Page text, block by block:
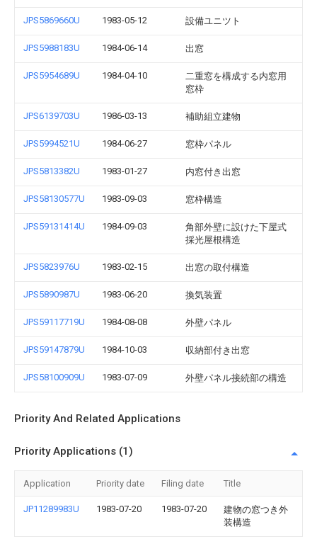
JPS5869660U 1983-05-12 設備ユニツト
JPS5988183U 1984-06-14 出窓
JPS5954689U 1984-04-10
二重窓を構成する内窓用
窓枠
JPS6139703U 1986-03-13 補助組立建物
JPS5994521U 1984-06-27 窓枠パネル
JPS5813382U 1983-01-27 内窓付き出窓
JPS58130577U 1983-09-03 窓枠構造
JPS59131414U 1984-09-03
角部外壁に設けた下屋式
採光屋根構造
JPS5823976U 1983-02-15 出窓の取付構造
JPS5890987U 1983-06-20 換気装置
JPS59117719U 1984-08-08 外壁パネル
JPS59147879U 1984-10-03 収納部付き出窓
JPS58100909U 1983-07-09 外壁パネル接続部の構造
Priority And Related Applications
Priority Applications (1)
Application Priority date Filing date Title
JP11289983U 1983-07-20 1983-07-20
建物の窓つき外
装構造